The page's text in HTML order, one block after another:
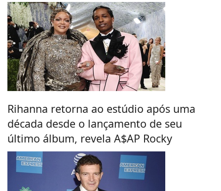
Rihanna retorna ao estúdio após uma
década desde o lançamento de seu
último álbum, revela A$AP Rocky